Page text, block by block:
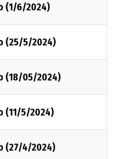
(1/6/2024)
(25/5/2024)
(18/05/2024)
(11/5/2024)
(27/4/2024)